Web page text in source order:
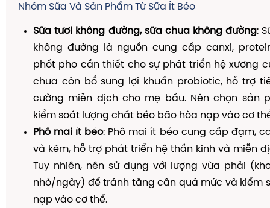
Nhóm Sữa Và Sản Phẩm Từ Sữa Ít Béo
Sữa tươi không đường, sữa chua không đường:
không đường là nguồn cung cấp canxi,
phốt pho cần thiết cho sự phát triển hệ xương
chua còn bổ sung lợi khuẩn probiotic, hỗ trợ
cường miễn dịch cho mẹ bầu. Nên chọn sản
kiểm soát lượng chất béo bão hòa nạp vào cơ
Phô mai ít béo: Phô mai ít béo cung cấp đạm,
và kẽm, hỗ trợ phát triển hệ thần kinh và miễn
Tuy nhiên, nên sử dụng với lượng vừa phải
nhỏ/ngày) để tránh tăng cân quá mức và kiểm
nạp vào cơ thể.